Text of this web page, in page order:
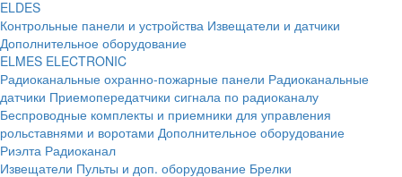
ELDES
Контрольные панели и устройства Извещатели и датчики
Дополнительное оборудование
ELMES ELECTRONIC
Радиоканальные охранно-пожарные панели Радиоканальные
датчики Приемопередатчики сигнала по радиоканалу
Беспроводные комплекты и приемники для управления
рольставнями и воротами Дополнительное оборудование
Риэлта Радиоканал
Извещатели Пульты и доп. оборудование Брелки